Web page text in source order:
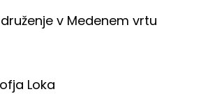
v Medenem vrtu
Loka